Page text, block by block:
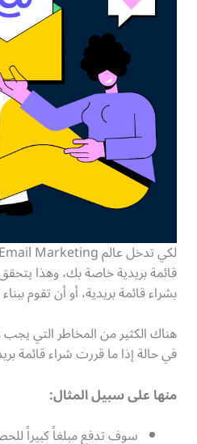
قائمة بريدية خاصة بك، وهذا
بشراء قائمة بريدية، أو أن تقوم
هناك الكثير من المخاطر التي
في حالة إذا ما قررت شراء قائمة
منها على سبيل المثال:
سوف تدفع مبلغاً كبيراً